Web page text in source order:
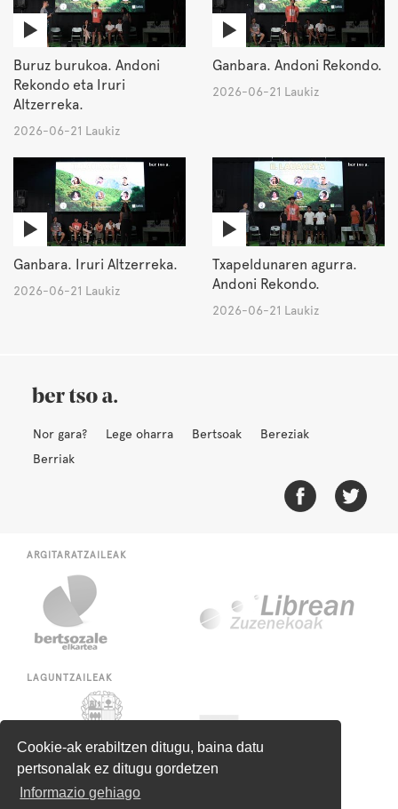
Cookie-ak erabiltzen ditugu, baina datu
pertsonalak ez ditugu gordetzen
Informazio gehiago
Buruz burukoa. Andoni
Rekondo eta Iruri
Altzerreka.
2026-06-21 Laukiz
Ganbara. Andoni Rekondo.
2026-06-21 Laukiz
Ganbara. Iruri Altzerreka.
2026-06-21 Laukiz
Txapeldunaren agurra.
Andoni Rekondo.
2026-06-21 Laukiz
Nor gara? Lege oharra Bertsoak
Bereziak
Berriak
ARGITARATZAILEAK
LAGUNTZAILEAK